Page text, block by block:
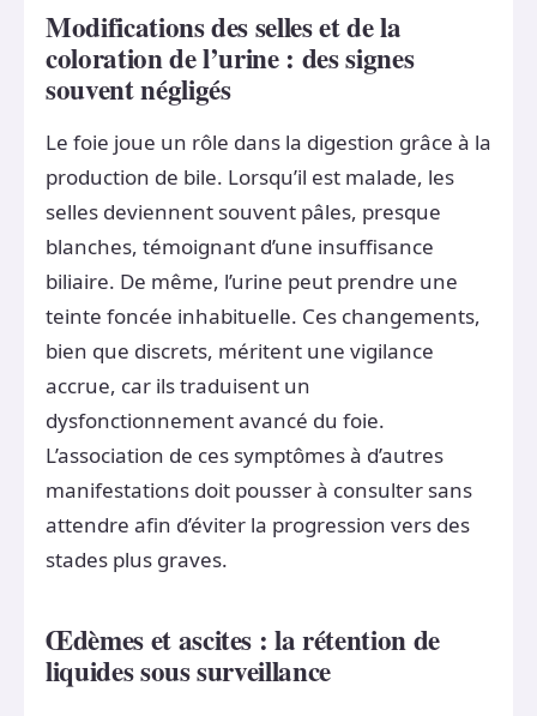
Modifications des selles et de la
coloration de l’urine : des signes
souvent négligés
Le foie joue un rôle dans la digestion grâce à la
production de bile. Lorsqu’il est malade, les
selles deviennent souvent pâles, presque
blanches, témoignant d’une insuffisance
biliaire. De même, l’urine peut prendre une
teinte foncée inhabituelle. Ces changements,
bien que discrets, méritent une vigilance
accrue, car ils traduisent un
dysfonctionnement avancé du foie.
L’association de ces symptômes à d’autres
manifestations doit pousser à consulter sans
attendre afin d’éviter la progression vers des
stades plus graves.
Œdèmes et ascites : la rétention de
liquides sous surveillance